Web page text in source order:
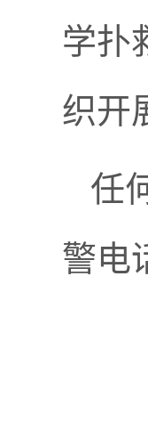
学扑
织开
任
警电